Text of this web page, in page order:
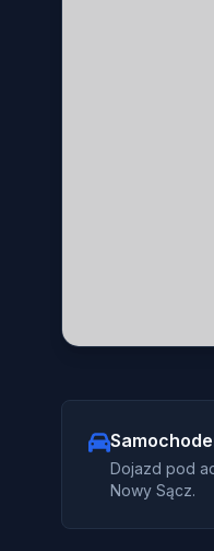
Dojazd pod
Nowy Sącz.